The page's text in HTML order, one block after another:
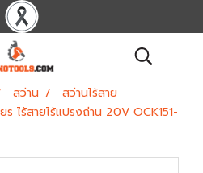
สว่าน
สว่านไร้สาย
ไร้สายไร้แปรงถ่าน 20V OCK151-